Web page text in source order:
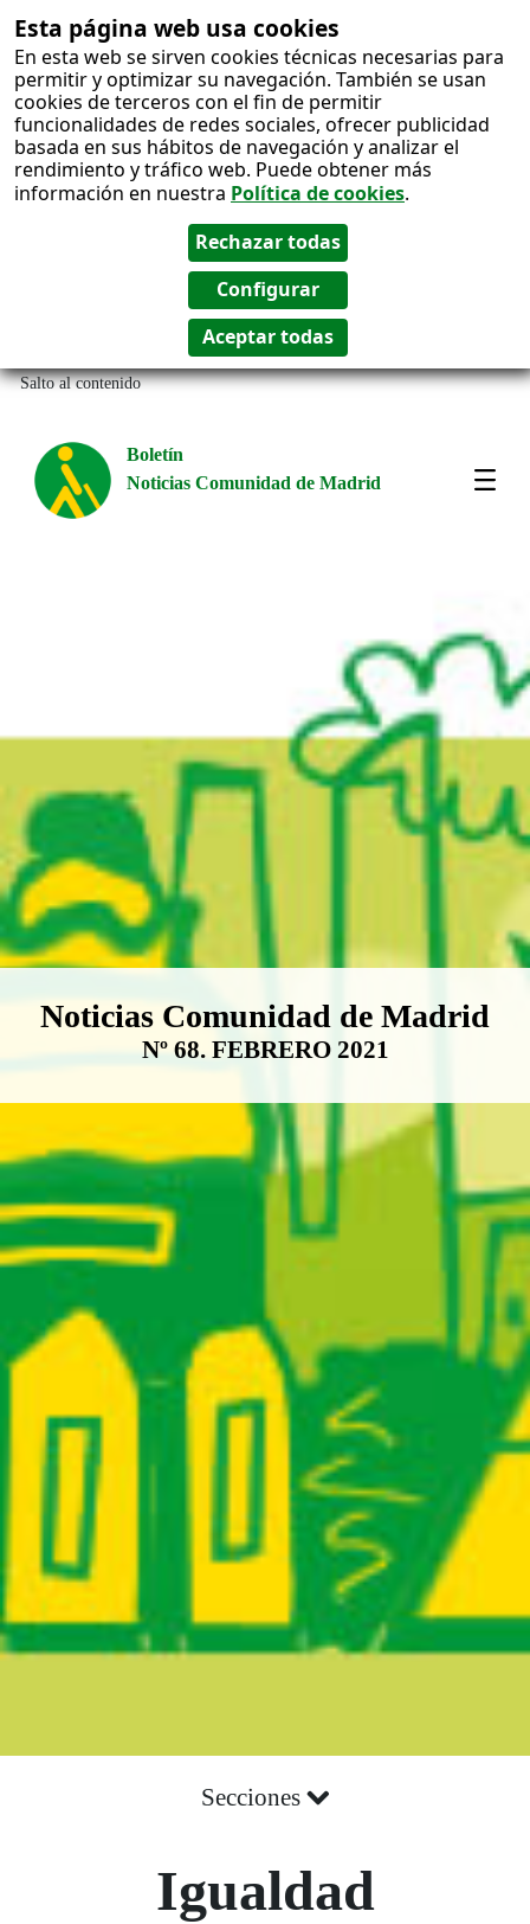
Esta página web usa cookies
En esta web se sirven cookies técnicas necesarias para
permitir y optimizar su navegación. También se usan
cookies de terceros con el fin de permitir
funcionalidades de redes sociales, ofrecer publicidad
basada en sus hábitos de navegación y analizar el
rendimiento y tráfico web. Puede obtener más
información en nuestra Política de cookies.
Salto al contenido
Boletín
Noticias Comunidad de Madrid
Boletín Noticias Comunidad de
Noticias Comunidad de Madrid
Nº 68. FEBRERO 2021
Secciones
Igualdad